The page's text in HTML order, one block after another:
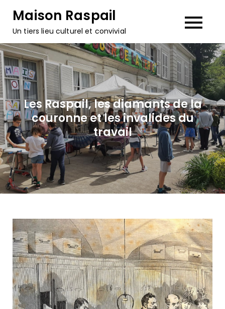
content
Maison Raspail
Un tiers lieu culturel et convivial
Les Raspail, les diamants de la
couronne et les invalides du
travail